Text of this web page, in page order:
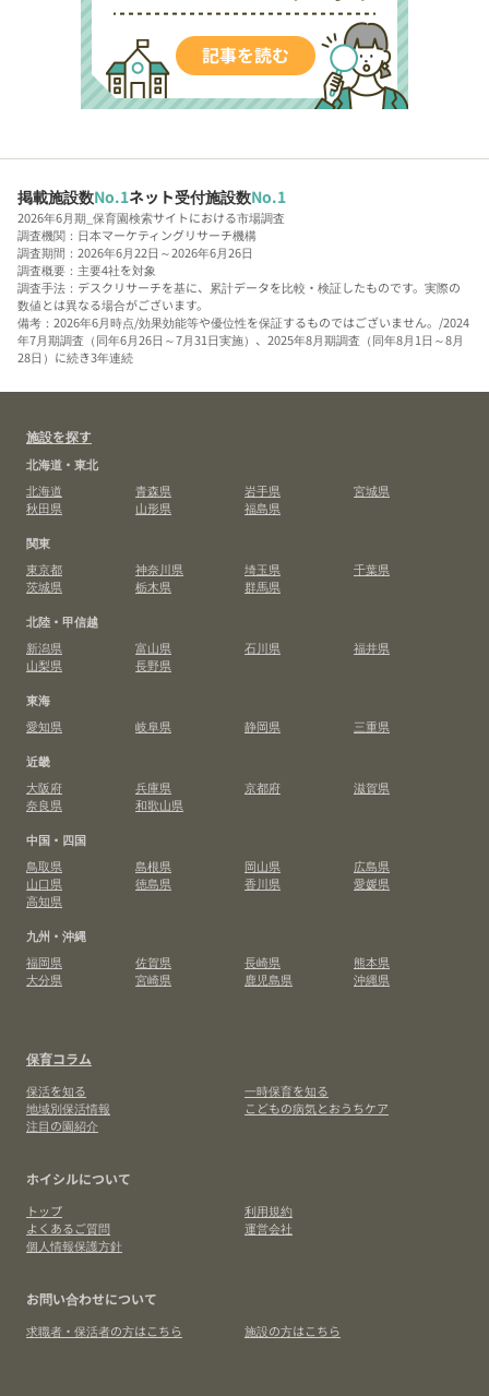
掲載施設数No.1ネット受付施設数No.1
2026年6月期_保育園検索サイトにおける市場調査
調査機関：日本マーケティングリサーチ機構
調査期間：2026年6月22日～2026年6月26日
調査概要：主要4社を対象
調査手法：デスクリサーチを基に、累計データを比較・検証したものです。実際の
数値とは異なる場合がございます。
備考：2026年6月時点/効果効能等や優位性を保証するものではございません。/2024
年7月期調査（同年6月26日～7月31日実施）、2025年8月期調査（同年8月1日～8月
28日）に続き3年連続
施設を探す
北海道・東北
北海道
青森県 岩手県
宮城県
秋田県
山形県
福島県
関東
東京都
神奈川県 埼玉県
千葉県
茨城県
栃木県
群馬県
北陸・甲信越
新潟県
富山県 石川県
福井県
山梨県
長野県
東海
愛知県
岐阜県 静岡県
三重県
近畿
大阪府
兵庫県 京都府
滋賀県
奈良県
和歌山県
中国・四国
鳥取県
島根県 岡山県
広島県
山口県
徳島県 香川県
愛媛県
高知県
九州・沖縄
福岡県
佐賀県 長崎県
熊本県
大分県
宮崎県 鹿児島県 沖縄県
保育コラム
保活を知る
一時保育を知る
地域別保活情報
こどもの病気とおうちケア
注目の園紹介
ホイシルについて
トップ
利用規約
よくあるご質問
運営会社
個人情報保護方針
お問い合わせについて
求職者・保活者の方はこちら 施設の方はこちら